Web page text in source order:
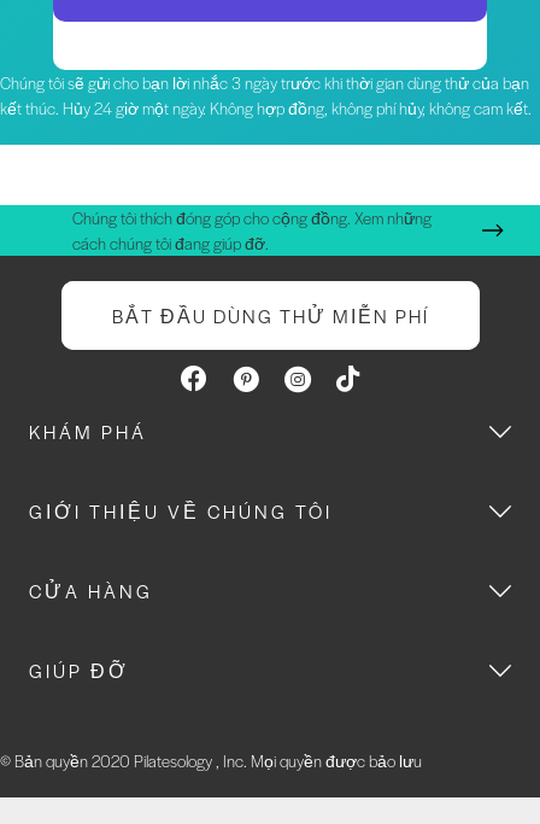
Chúng tôi sẽ gửi cho bạn lời nhắc 3 ngày trước khi thời gian dùng thử của bạn
kết thúc. Hủy 24 giờ một ngày. Không hợp đồng, không phí hủy, không cam kết.
Chúng tôi thích đóng góp cho cộng đồng. Xem những
cách chúng tôi đang giúp đỡ.
BẮT ĐẦU DÙNG THỬ MIỄN PHÍ
KHÁM PHÁ
GIỚI THIỆU VỀ CHÚNG TÔI
CỬA HÀNG
GIÚP ĐỠ
© Bản quyền 2020 Pilatesology , Inc. Mọi quyền được bảo lưu